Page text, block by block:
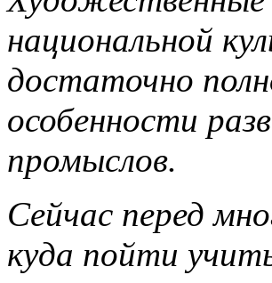
национальной
достаточно
особенности
промыслов.
Сейчас перед
куда пойти